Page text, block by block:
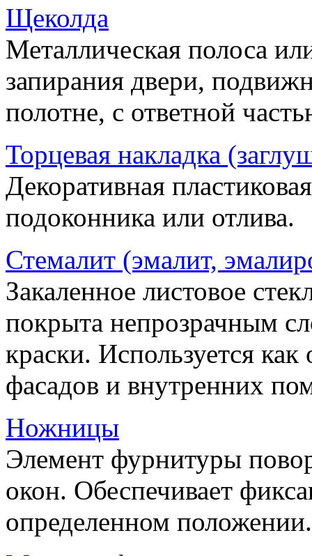
Щеколда
Металлическая полоса
запирания двери,
полотне, с ответной
Торцевая накладка
Декоративная
подоконника или отлива.
Стемалит (эмалит,
Закаленное листовое
покрыта непрозрачным
краски. Используется
фасадов и внутренних
Ножницы
Элемент фурнитуры
окон. Обеспечивает
определенном положении.